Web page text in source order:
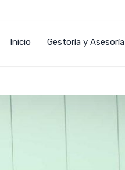
Inicio Gestoría y Asesoría